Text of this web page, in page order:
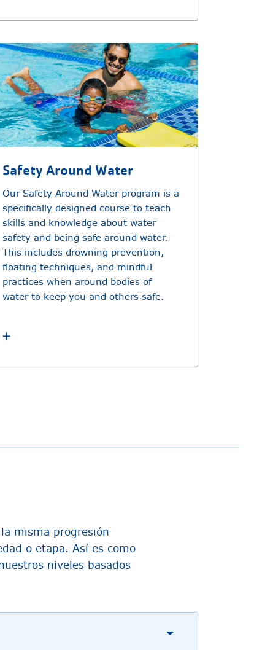
Safety Around Water
Our Safety Around Water program is a
specifically designed course to teach
skills and knowledge about water
safety and being safe around water.
This includes drowning prevention,
floating techniques, and mindful
practices when around bodies of
water to keep you and others safe.
misma progresión
o etapa. Así es como
niveles basados